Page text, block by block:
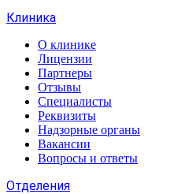
Клиника
О клинике
Лицензии
Партнеры
Отзывы
Специалисты
Реквизиты
Надзорные органы
Вакансии
Вопросы и ответы
Отделения